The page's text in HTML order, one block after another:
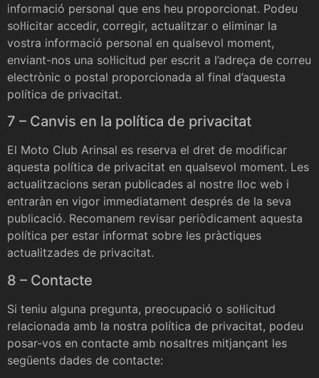
informació personal que ens heu proporcionat. Podeu
sol·licitar accedir, corregir, actualitzar o eliminar la
vostra informació personal en qualsevol moment,
enviant-nos una sol·licitud per escrit a l’adreça de correu
electrònic o postal proporcionada al final d’aquesta
política de privacitat.
7 – Canvis en la política de privacitat
El Moto Club Arinsal es reserva el dret de modificar
aquesta política de privacitat en qualsevol moment. Les
actualitzacions seran publicades al nostre lloc web i
entraràn en vigor immediatament després de la seva
publicació. Recomanem revisar periòdicament aquesta
política per estar informat sobre les pràctiques
actualitzades de privacitat.
8 – Contacte
Si teniu alguna pregunta, preocupació o sol·licitud
relacionada amb la nostra política de privacitat, podeu
posar-vos en contacte amb nosaltres mitjançant les
següents dades de contacte: